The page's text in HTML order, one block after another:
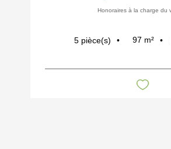
Honoraires à la charge du
5 pièce(s) 97 m²